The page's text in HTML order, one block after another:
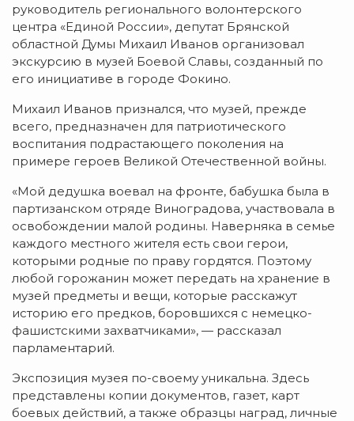
руководитель регионального волонтерского
центра «Единой России», депутат Брянской
областной Думы Михаил Иванов организовал
экскурсию в музей Боевой Славы, созданный по
его инициативе в городе Фокино.
Михаил Иванов признался, что музей, прежде
всего, предназначен для патриотического
воспитания подрастающего поколения на
примере героев Великой Отечественной войны.
«Мой дедушка воевал на фронте, бабушка была в
партизанском отряде Виноградова, участвовала в
освобождении малой родины. Наверняка в семье
каждого местного жителя есть свои герои,
которыми родные по праву гордятся. Поэтому
любой горожанин может передать на хранение в
музей предметы и вещи, которые расскажут
историю его предков, боровшихся с немецко-
фашистскими захватчиками», — рассказал
парламентарий.
Экспозиция музея по-своему уникальна. Здесь
представлены копии документов, газет, карт
боевых действий, а также образцы наград, личные